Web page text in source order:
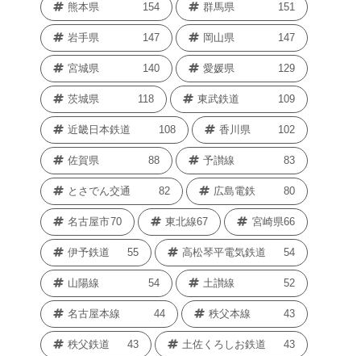
熊本県 154 群馬県 151
岩手県 147 岡山県 147
宮城県 140 愛媛県 129
茨城県 118 東武鉄道 109
近畿日本鉄道 108 香川県 102
佐賀県 88 予讃線 83
とさでん交通 82 広島電鉄 80
名古屋市70 東北線67 宮崎県66
伊予鉄道 55 高松琴平電気鉄道 54
山陽線 54 土讃線 52
名古屋本線 44 秩父本線 43
秩父鉄道 43 土佐くろしお鉄道 43